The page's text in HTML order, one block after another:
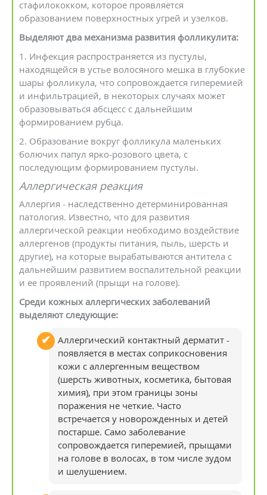
стафилококком, которое проявляется
образованием поверхностных угрей и узелков.
Выделяют два механизма развития фолликулита:
1. Инфекция распространяется из пустулы,
находящейся в устье волосяного мешка в глубокие
шары фолликула, что сопровождается гиперемией
и инфильтрацией, в некоторых случаях может
образовываться абсцесс с дальнейшим
формированием рубца.
2. Образование вокруг фолликула маленьких
болючих папул ярко-розового цвета, с
последующим формированием пустулы.
Аллергическая реакция
Аллергия - наследственно детерминированная
патология. Известно, что для развития
аллергической реакции необходимо воздействие
аллергенов (продукты питания, пыль, шерсть и
другие), на которые вырабатываются антитела с
дальнейшим развитием воспалительной реакции
и ее проявлений (прыщи на голове).
Среди кожных аллергических заболеваний
выделяют следующие:
Аллергический контактный дерматит -
появляется в местах соприкосновения
кожи с аллергенным веществом
(шерсть животных, косметика, бытовая
химия), при этом границы зоны
поражения не четкие. Часто
встречается у новорожденных и детей
постарше. Само заболевание
сопровождается гиперемией, прыщами
на голове в волосах, в том числе зудом
и шелушением.